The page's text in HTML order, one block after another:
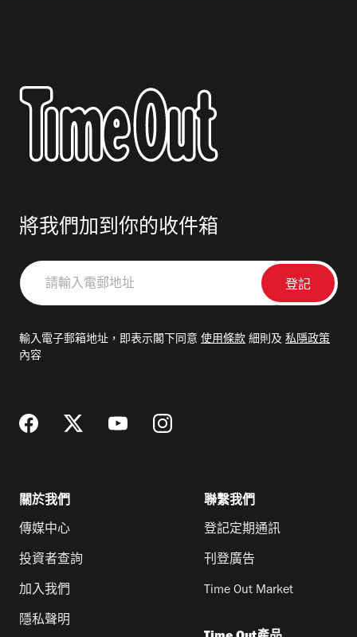
將我們加到你的收件箱
請
輸
郵
輸入電子郵箱地址，即表示閣下同意 使用條款 細則及 私隱政策
內容
關於我們
傳媒中心
投資者查詢
加入我們
隱私聲明
聯繫我們
登記定期通訊
刊登廣告
Time Out Market